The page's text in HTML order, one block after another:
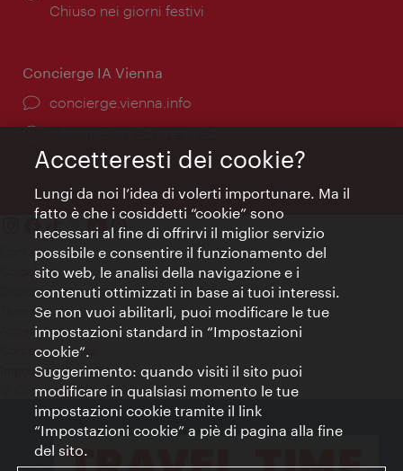
di
Chiuso nei giorni festivi
Concierge IA Vienna
Ort:
concierge.vienna.info
Öffnungszeiten:
Informazioni 24 ore su 24
Contatti
Colophon
Dichiarazione sulla protezione dei dati
Terms of Use
Accessibilità
Contatto stampa
Impostazioni cookie
© Copyright WienTourismus
Accetteresti dei cookie?
Lungi da noi l’idea di volerti importunare. Ma il
fatto è che i cosiddetti “cookie” sono
necessari al fine di offrirvi il miglior servizio
possibile e consentire il funzionamento del
sito web, le analisi della navigazione e i
contenuti ottimizzati in base ai tuoi interessi.
Se non vuoi abilitarli, puoi modificare le tue
impostazioni standard in “Impostazioni
cookie”.
Suggerimento: quando visiti il sito puoi
modificare in qualsiasi momento le tue
impostazioni cookie tramite il link
“Impostazioni cookie” a piè di pagina alla fine
del sito.